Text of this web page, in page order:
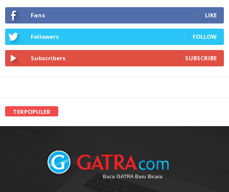
Fans LIKE
Followers FOLLOW
Subscribers SUBSCRIBE
TERPOPULER
Baca GATRA Baru Bicara